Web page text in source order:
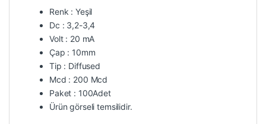
Renk : Yeşil
Dc : 3,2-3,4
Volt : 20 mA
Çap : 10mm
Tip : Diffused
Mcd : 200 Mcd
Paket : 100Adet
Ürün görseli temsilidir.